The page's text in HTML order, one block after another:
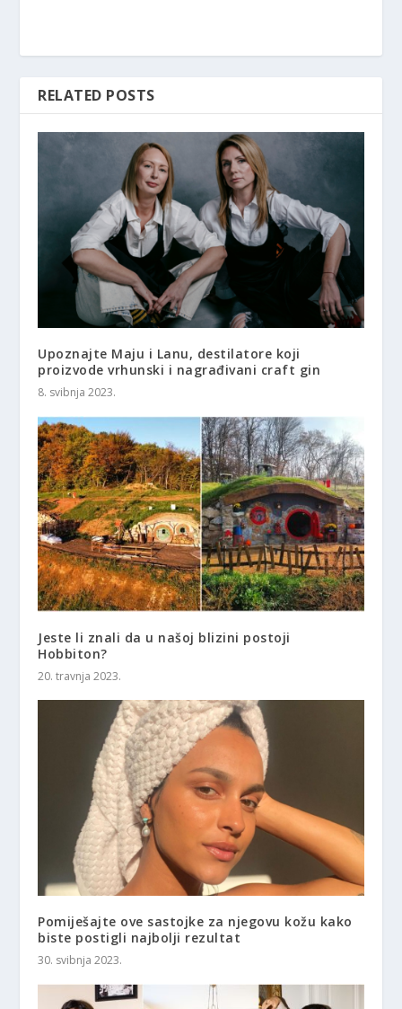
RELATED POSTS
Upoznajte Maju i Lanu, destilatore koji
proizvode vrhunski i nagrađivani craft gin
8. svibnja 2023.
Jeste li znali da u našoj blizini postoji
Hobbiton?
20. travnja 2023.
Pomiješajte ove sastojke za njegovu kožu kako
biste postigli najbolji rezultat
30. svibnja 2023.